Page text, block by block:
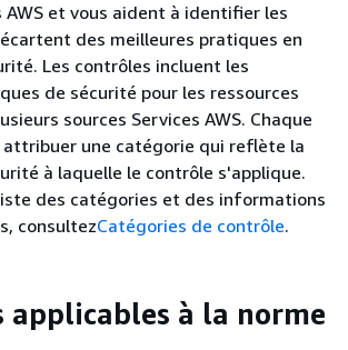
et vous aident à identifier les
des meilleures pratiques en
Les contrôles incluent les
de sécurité pour les ressources
sources Services AWS. Chaque
une catégorie qui reflète la
à laquelle le contrôle s'applique.
des catégories et des informations
consultezCatégories de contrôle.
applicables à la norme